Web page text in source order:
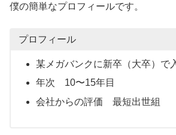
僕の簡単なプロフィールです。
プロフィール
某メガバンクに新卒（大卒）で
年次 10〜15年目
会社からの評価 最短出世組